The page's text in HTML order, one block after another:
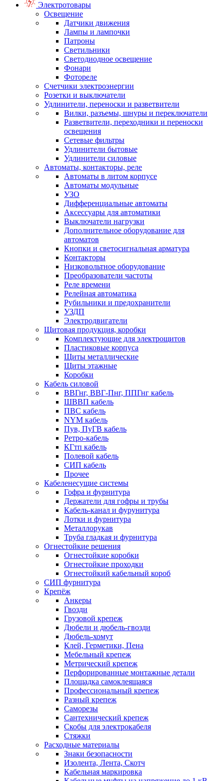
Электротовары
Освещение
Датчики движения
Лампы и лампочки
Патроны
Светильники
Светодиодное освещение
Фонари
Фотореле
Счетчики электроэнергии
Розетки и выключатели
Удлинители, переноски и разветвители
Вилки, разъемы, шнуры и переключатели
Разветвители, переходники и переноски
освещения
Сетевые фильтры
Удлинители бытовые
Удлинители силовые
Автоматы, контакторы, реле
Автоматы в литом корпусе
Автоматы модульные
УЗО
Дифференциальные автоматы
Аксессуары для автоматики
Выключатели нагрузки
Дополнительное оборудование для
автоматов
Кнопки и светосигнальная арматура
Контакторы
Низковольтное оборудование
Преобразователи частоты
Реле времени
Релейная автоматика
Рубильники и предохранители
УЗДП
Электродвигатели
Щитовая продукция, коробки
Комплектующие для электрощитов
Пластиковые корпуса
Щиты металлические
Щиты этажные
Коробки
Кабель силовой
ВВГнг, ВВГ-Пнг, ППГнг кабель
ШВВП кабель
ПВС кабель
NYM кабель
Пув, ПуГВ кабель
Ретро-кабель
КГтп кабель
Полевой кабель
СИП кабель
Прочее
Кабеленесущие системы
Гофра и фурнитура
Держатели для гофры и трубы
Кабель-канал и фурунитура
Лотки и фурнитура
Металлорукав
Труба гладкая и фурнитура
Огнестойкие решения
Огнестойкие коробки
Огнестойкие проходки
Огнестойкий кабельный короб
СИП фурнитура
Крепёж
Анкеры
Гвозди
Грузовой крепеж
Дюбели и дюбель-гвозди
Дюбель-хомут
Клей, Герметики, Пена
Мебельный крепеж
Метрический крепеж
Перфорированные монтажные детали
Площадка самоклеящаяся
Профессиональный крепеж
Разный крепеж
Саморезы
Сантехнический крепеж
Скобы для электрокабеля
Стяжки
Расходные материалы
Знаки безопасности
Изолента, Лента, Скотч
Кабельная маркировка